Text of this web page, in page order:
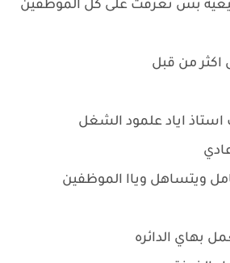
بس تعرفت على كل الموظفين
من قبل
استاذ اياد علمود الشغل
ويتساهل وياا الموظفين
بهاي الدائره